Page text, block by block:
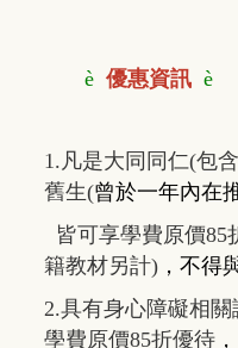
è 優惠資訊 è
1.凡是大同同仁(包
舊生(曾於一年內在
皆可享學費原價85
籍教材另計) ， 不得
2.具有身心障礙相
學費原價85折優待 ，